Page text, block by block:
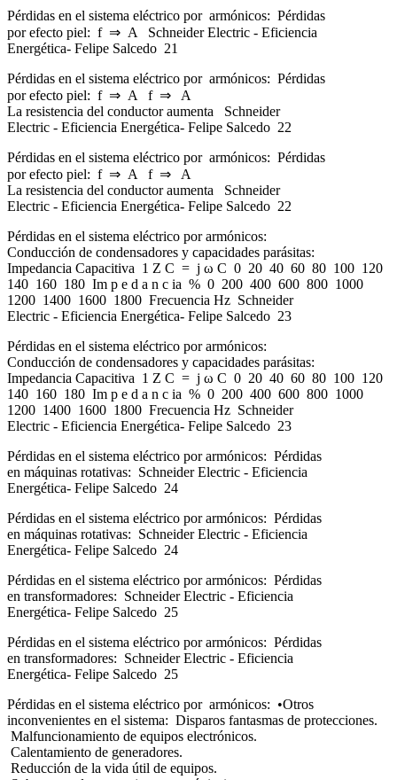
Pérdidas en el sistema eléctrico por armónicos: Pérdidas
por efecto piel: f ⇒ A Schneider Electric - Eficiencia
Energética- Felipe Salcedo 21
Pérdidas en el sistema eléctrico por armónicos: Pérdidas
por efecto piel: f ⇒ A f ⇒ A
La resistencia del conductor aumenta Schneider
Electric - Eficiencia Energética- Felipe Salcedo 22
Pérdidas en el sistema eléctrico por armónicos: Pérdidas
por efecto piel: f ⇒ A f ⇒ A
La resistencia del conductor aumenta Schneider
Electric - Eficiencia Energética- Felipe Salcedo 22
Pérdidas en el sistema eléctrico por armónicos:
Conducción de condensadores y capacidades parásitas:
Impedancia Capacitiva 1 Z C = j ω C 0 20 40 60 80 100 120
140 160 180 Im p e d a n c ia % 0 200 400 600 800 1000
1200 1400 1600 1800 Frecuencia Hz Schneider
Electric - Eficiencia Energética- Felipe Salcedo 23
Pérdidas en el sistema eléctrico por armónicos:
Conducción de condensadores y capacidades parásitas:
Impedancia Capacitiva 1 Z C = j ω C 0 20 40 60 80 100 120
140 160 180 Im p e d a n c ia % 0 200 400 600 800 1000
1200 1400 1600 1800 Frecuencia Hz Schneider
Electric - Eficiencia Energética- Felipe Salcedo 23
Pérdidas en el sistema eléctrico por armónicos: Pérdidas
en máquinas rotativas: Schneider Electric - Eficiencia
Energética- Felipe Salcedo 24
Pérdidas en el sistema eléctrico por armónicos: Pérdidas
en máquinas rotativas: Schneider Electric - Eficiencia
Energética- Felipe Salcedo 24
Pérdidas en el sistema eléctrico por armónicos: Pérdidas
en transformadores: Schneider Electric - Eficiencia
Energética- Felipe Salcedo 25
Pérdidas en el sistema eléctrico por armónicos: Pérdidas
en transformadores: Schneider Electric - Eficiencia
Energética- Felipe Salcedo 25
Pérdidas en el sistema eléctrico por armónicos: •Otros
inconvenientes en el sistema: Disparos fantasmas de protecciones.
Malfuncionamiento de equipos electrónicos.
Calentamiento de generadores.
Reducción de la vida útil de equipos.